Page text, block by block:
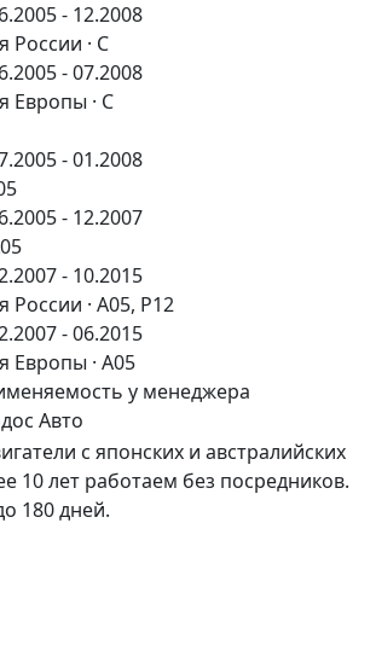
- 12.2008
России · C
- 07.2008
Европы · C
- 01.2008
- 12.2007
- 10.2015
России · A05, P12
- 06.2015
Европы · A05
у менеджера
Авто
с японских и австралийских
10 лет работаем без посредников.
180 дней.